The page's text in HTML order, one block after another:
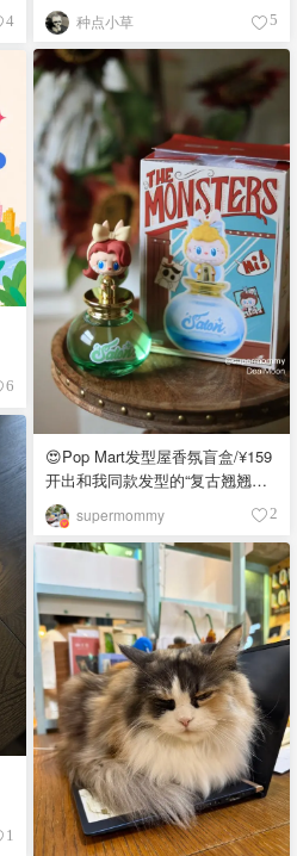
种点小草 5
4
😍Pop Mart发型屋香氛盲盒/¥159
开出和我同款发型的“复古翘翘头”
😍
supermommy 2
6
1